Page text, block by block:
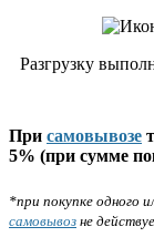
Разгрузку
При самовывозе
5% (при сумме
*при покупке одного
самовывоз не